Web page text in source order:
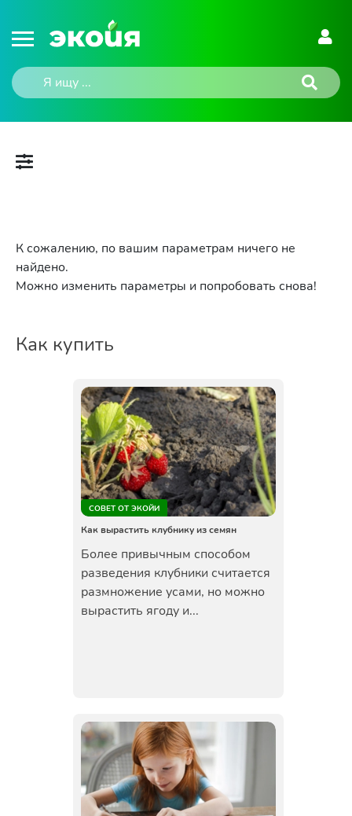
К сожалению, по вашим параметрам ничего не
найдено.
Можно изменить параметры и попробовать снова!
Как купить
СОВЕТ ОТ ЭКОЙИ
Как вырастить клубнику из семян
Более привычным способом
разведения клубники считается
размножение усами, но можно
вырастить ягоду и...